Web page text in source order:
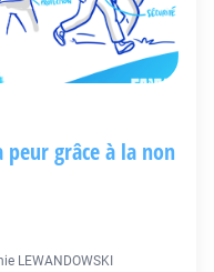
grâce à la non
LEWANDOWSKI